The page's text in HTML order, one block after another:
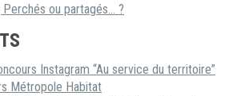
Perchés ou partagés… ?
Instagram “Au service du territoire”
Métropole Habitat